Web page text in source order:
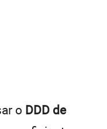
o DDD de